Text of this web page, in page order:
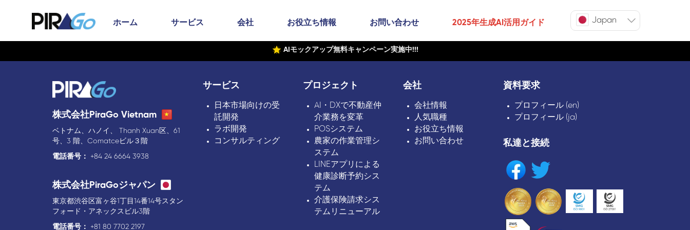
ホーム サービス 会社 お役立ち情報 お問い合わせ 2025年生成AI活用ガイド Japan
AIモックアップ無料キャンペーン実施中!!!
株式会社PiraGo Vietnam
ベトナム、ハノイ、 Thanh Xuan区、61
号、3 階、Comatceビル３階
電話番号：
+84 24 6664 3938
株式会社PiraGoジャパン
東京都渋谷区富ヶ谷1丁目14番14号スタン
フォード・アネックスビル3階
電話番号：
+81 80 7702 2197
サービス
日本市場向けの受
託開発
ラボ開発
コンサルティング
プロジェクト
AI・DXで不動産仲
介業務を変革
POSシステム
農家の作業管理シ
ステム
LINEアプリによる
健康診断予約シス
テム
介護保険請求シス
テムリニューアル
会社
会社情報
人気職種
お役立ち情報
お問い合わせ
資料要求
プロフィール (en)
プロフィール (ja)
私達と接続